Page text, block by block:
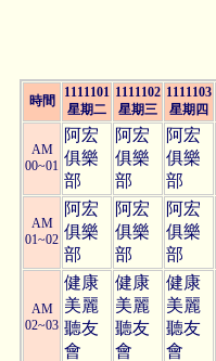
時間
1111101
星期二
1111102
星期三
1111103
星期四
AM
00~01
阿宏
俱樂
部
阿宏
俱樂
部
阿宏
俱樂
部
AM
01~02
阿宏
俱樂
部
阿宏
俱樂
部
阿宏
俱樂
部
AM
02~03
健康
美麗
聽友
會
健康
美麗
聽友
會
健康
美麗
聽友
會